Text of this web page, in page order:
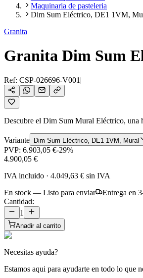
Maquinaria de pasteleria
Dim Sum Eléctrico, DE1 1VM,
Granita
Granita Dim Sum
Ref: CSP-026696-V001 |
Descubre el Dim Sum Mural Eléctrico, una
Variante Dim Sum Eléctrico, DE1 1VM, Mural
PVP: 6.903,05 €-29%
4.900,05 €
IVA incluido · 4.049,63 € sin IVA
En stock — Listo para enviar
Entrega en
Cantidad:
1
Anadir al carrito
Necesitas ayuda?
Estamos aqui para ayudarte en todo lo que